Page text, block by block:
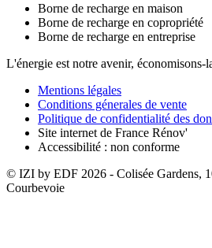
Borne de recharge en maison
Borne de recharge en copropriété
Borne de recharge en entreprise
L'énergie est notre avenir, économisons-
Mentions légales
Conditions génerales de vente
Politique de confidentialité des
Site internet de France Rénov'
Accessibilité : non conforme
© IZI by EDF 2026 - Colisée Gardens,
Courbevoie